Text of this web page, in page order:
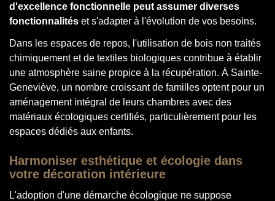
d'excellence fonctionnelle peut assumer diverses
fonctionnalités et s'adapter à l'évolution de vos besoins.
Dans les espaces de repos, l'utilisation de bois non traités
chimiquement et de textiles biologiques contribue à établir
une atmosphère saine propice à la récupération. À Sainte-
Geneviève, un nombre croissant de familles optent pour un
aménagement intégral de leurs chambres avec des
matériaux écologiques certifiés, particulièrement pour les
espaces dédiés aux enfants.
Harmoniser esthétique et écologie dans
votre décoration intérieure
L'adoption d'une démarche écologique ne suppose